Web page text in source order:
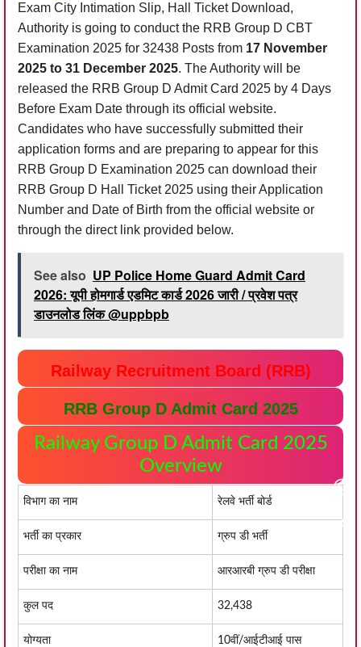
Exam City Intimation Slip, Hall Ticket Download,
Authority is going to conduct the RRB Group D CBT
Examination 2025 for 32438 Posts from 17 November
2025 to 31 December 2025. The Authority will be
released the RRB Group D Admit Card 2025 by 4 Days
Before Exam Date through its official website.
Candidates who have successfully submitted their
application forms and are preparing to appear for this
RRB Group D Examination 2025 can download their
RRB Group D Hall Ticket 2025 using their Application
Number and Date of Birth from the official website or
through the direct link provided below.
See also UP Police Home Guard Admit Card
2026: यूपी होमगार्ड एडमिट कार्ड 2026 जारी / प्रवेश पत्र
डाउनलोड लिंक @uppbpb
Railway Recruitment Board (RRB)
RRB Group D Admit Card 2025
Railway Group D Admit Card 2025
Overview
विभाग का नाम रेलवे भर्ती बोर्ड
भर्ती का प्रकार ग्रुप डी भर्ती
परीक्षा का नाम आरआरबी ग्रुप डी परीक्षा
कुल पद 32,438
योग्यता 10वीं/आईटीआई पास